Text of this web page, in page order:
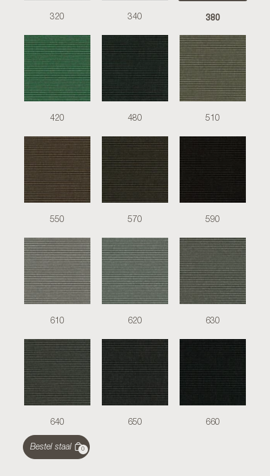
320 340 380
420 480 510
550 570 590
610 620 630
640 650 660
Bestel staal 0